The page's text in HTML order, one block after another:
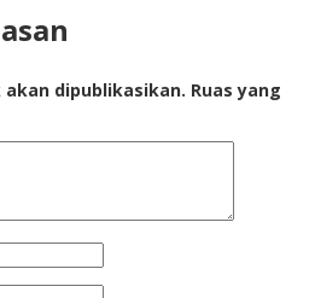
dipublikasikan. Ruas yang